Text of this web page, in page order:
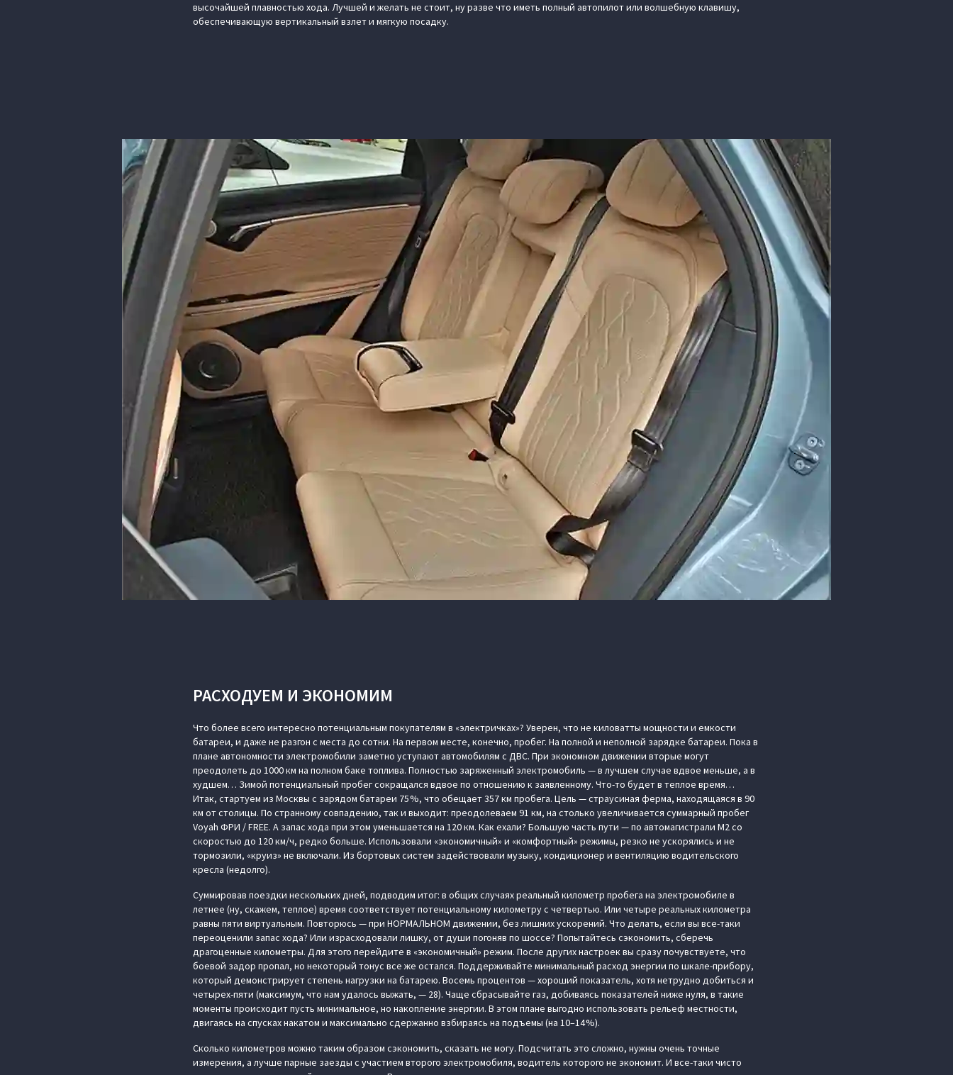
высочайшей плавностью хода. Лучшей и желать не стоит, ну разве что иметь полный автопилот или волшебную клавишу,
обеспечивающую вертикальный взлет и мягкую посадку.
РАСХОДУЕМ И ЭКОНОМИМ
Что более всего интересно потенциальным покупателям в «электричках»? Уверен, что не киловатты мощности и емкости
батареи, и даже не разгон с места до сотни. На первом месте, конечно, пробег. На полной и неполной зарядке батареи. Пока в
плане автономности электромобили заметно уступают автомобилям с ДВС. При экономном движении вторые могут
преодолеть до 1000 км на полном баке топлива. Полностью заряженный электромобиль — в лучшем случае вдвое меньше, а в
худшем… Зимой потенциальный пробег сокращался вдвое по отношению к заявленному. Что-то будет в теплое время…
Итак, стартуем из Москвы с зарядом батареи 75 %, что обещает 357 км пробега. Цель — страусиная ферма, находящаяся в 90
км от столицы. По странному совпадению, так и выходит: преодолеваем 91 км, на столько увеличивается суммарный пробег
Voyah ФРИ / FREE. А запас хода при этом уменьшается на 120 км. Как ехали? Большую часть пути — по автомагистрали М2 со
скоростью до 120 км/ч, редко больше. Использовали «экономичный» и «комфортный» режимы, резко не ускорялись и не
тормозили, «круиз» не включали. Из бортовых систем задействовали музыку, кондиционер и вентиляцию водительского
кресла (недолго).
Суммировав поездки нескольких дней, подводим итог: в общих случаях реальный километр пробега на электромобиле в
летнее (ну, скажем, теплое) время соответствует потенциальному километру с четвертью. Или четыре реальных километра
равны пяти виртуальным. Повторюсь — при НОРМАЛЬНОМ движении, без лишних ускорений. Что делать, если вы все-таки
переоценили запас хода? Или израсходовали лишку, от души погоняв по шоссе? Попытайтесь сэкономить, сберечь
драгоценные километры. Для этого перейдите в «экономичный» режим. После других настроек вы сразу почувствуете, что
боевой задор пропал, но некоторый тонус все же остался. Поддерживайте минимальный расход энергии по шкале-прибору,
который демонстрирует степень нагрузки на батарею. Восемь процентов — хороший показатель, хотя нетрудно добиться и
четырех-пяти (максимум, что нам удалось выжать, — 28). Чаще сбрасывайте газ, добиваясь показателей ниже нуля, в такие
моменты происходит пусть минимальное, но накопление энергии. В этом плане выгодно использовать рельеф местности,
двигаясь на спусках накатом и максимально сдержанно взбираясь на подъемы (на 10–14 %).
Сколько километров можно таким образом сэкономить, сказать не могу. Подсчитать это сложно, нужны очень точные
измерения, а лучше парные заезды с участием второго электромобиля, водитель которого не экономит. И все-таки чисто